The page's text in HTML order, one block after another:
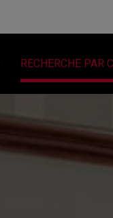
RECHERCHE PAR